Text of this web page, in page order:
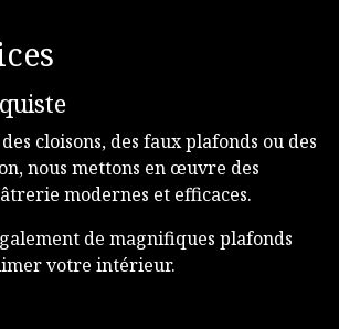
cloisons, des faux plafonds ou des
nous mettons en œuvre des
modernes et efficaces.
de magnifiques plafonds
votre intérieur.